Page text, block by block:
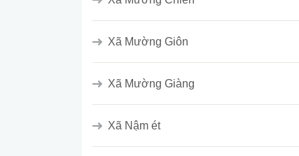
Xã Mường Giôn
Xã Mường Giàng
Xã Nậm ét